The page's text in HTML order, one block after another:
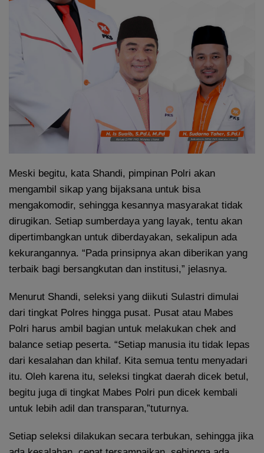
Meski begitu, kata Shandi, pimpinan Polri akan
mengambil sikap yang bijaksana untuk bisa
mengakomodir, sehingga kesannya masyarakat tidak
dirugikan. Setiap sumberdaya yang layak, tentu akan
dipertimbangkan untuk diberdayakan, sekalipun ada
kekurangannya. “Pada prinsipnya akan diberikan yang
terbaik bagi bersangkutan dan institusi,” jelasnya.
Menurut Shandi, seleksi yang diikuti Sulastri dimulai
dari tingkat Polres hingga pusat. Pusat atau Mabes
Polri harus ambil bagian untuk melakukan chek and
balance setiap peserta. “Setiap manusia itu tidak lepas
dari kesalahan dan khilaf. Kita semua tentu menyadari
itu. Oleh karena itu, seleksi tingkat daerah dicek betul,
begitu juga di tingkat Mabes Polri pun dicek kembali
untuk lebih adil dan transparan,”tuturnya.
Setiap seleksi dilakukan secara terbukan, sehingga jika